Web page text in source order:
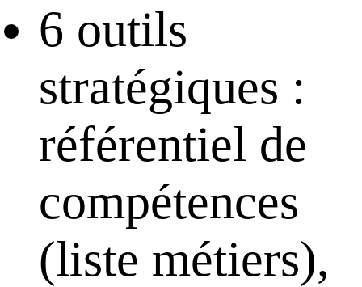
6 outils
stratégiques :
référentiel de
compétences
(liste métiers),